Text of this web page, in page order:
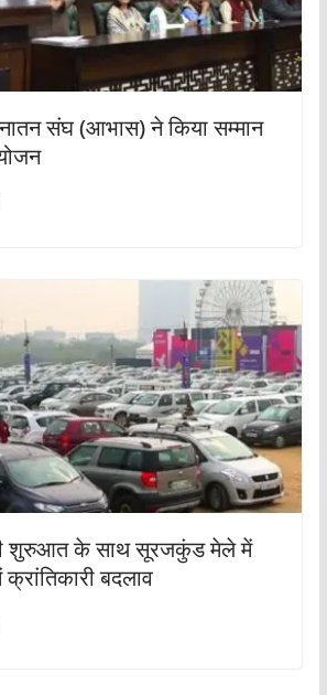
संघ (आभास) ने किया सम्मान
की शुरुआत के साथ सूरजकुंड मेले में
क्रांतिकारी बदलाव